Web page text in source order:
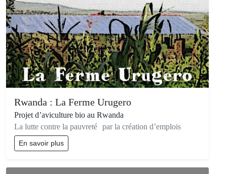
Rwanda : La Ferme Urugero
Projet d’aviculture bio au Rwanda
La lutte contre la pauvreté par la création d’emplois
En savoir plus